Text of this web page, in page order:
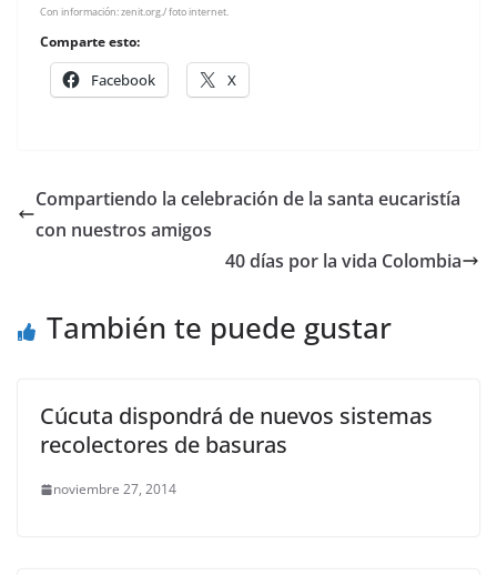
Con información: zenit.org./ foto internet.
Comparte esto:
Facebook X
Compartiendo la celebración de la santa eucaristía
con nuestros amigos
40 días por la vida Colombia
También te puede gustar
Cúcuta dispondrá de nuevos sistemas
recolectores de basuras
noviembre 27, 2014